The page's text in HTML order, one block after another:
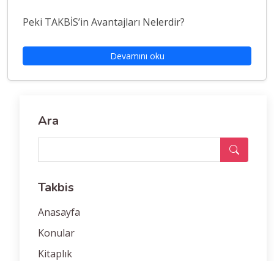
Peki TAKBİS’in Avantajları Nelerdir?
Devamını oku
Ara
Takbis
Anasayfa
Konular
Kitaplık